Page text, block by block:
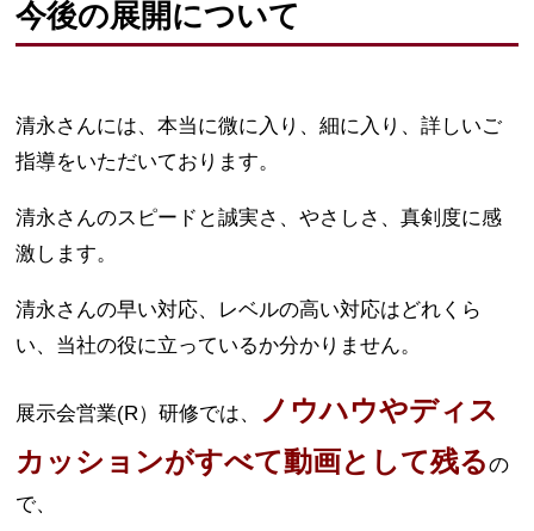
今後の展開について
清永さんには、本当に微に入り、細に入り、詳しいご
指導をいただいております。
清永さんのスピードと誠実さ、やさしさ、真剣度に感
激します。
清永さんの早い対応、レベルの高い対応はどれくら
い、当社の役に立っているか分かりません。
展示会営業(R）研修では、
ノウハウやディス
カッションがすべて動画として残るの
で、